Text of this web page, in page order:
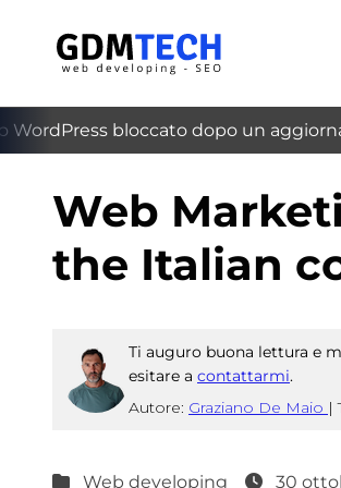
bloccato dopo un
‹
Web
the Italian
Ti auguro buona lettura e
esitare a contattarmi.
Autore: Graziano De Maio |
Web developing 30